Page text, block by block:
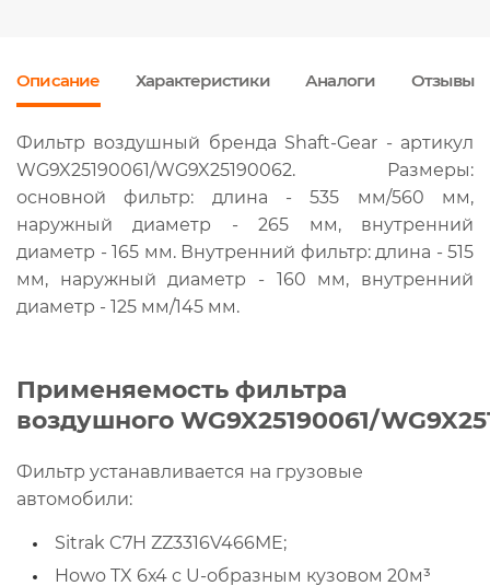
Описание Характеристики Аналоги Отзывы
Фильтр воздушный бренда Shaft-Gear - артикул
WG9X25190061/WG9X25190062. Размеры:
основной фильтр: длина - 535 мм/560 мм,
наружный диаметр - 265 мм, внутренний
диаметр - 165 мм. Внутренний фильтр: длина - 515
мм, наружный диаметр - 160 мм, внутренний
диаметр - 125 мм/145 мм.
Применяемость фильтра
воздушного WG9X25190061/
Фильтр устанавливается на грузовые
автомобили:
Sitrak C7H ZZ3316V466ME;
Howo TX 6х4 с U-образным кузовом 20м³